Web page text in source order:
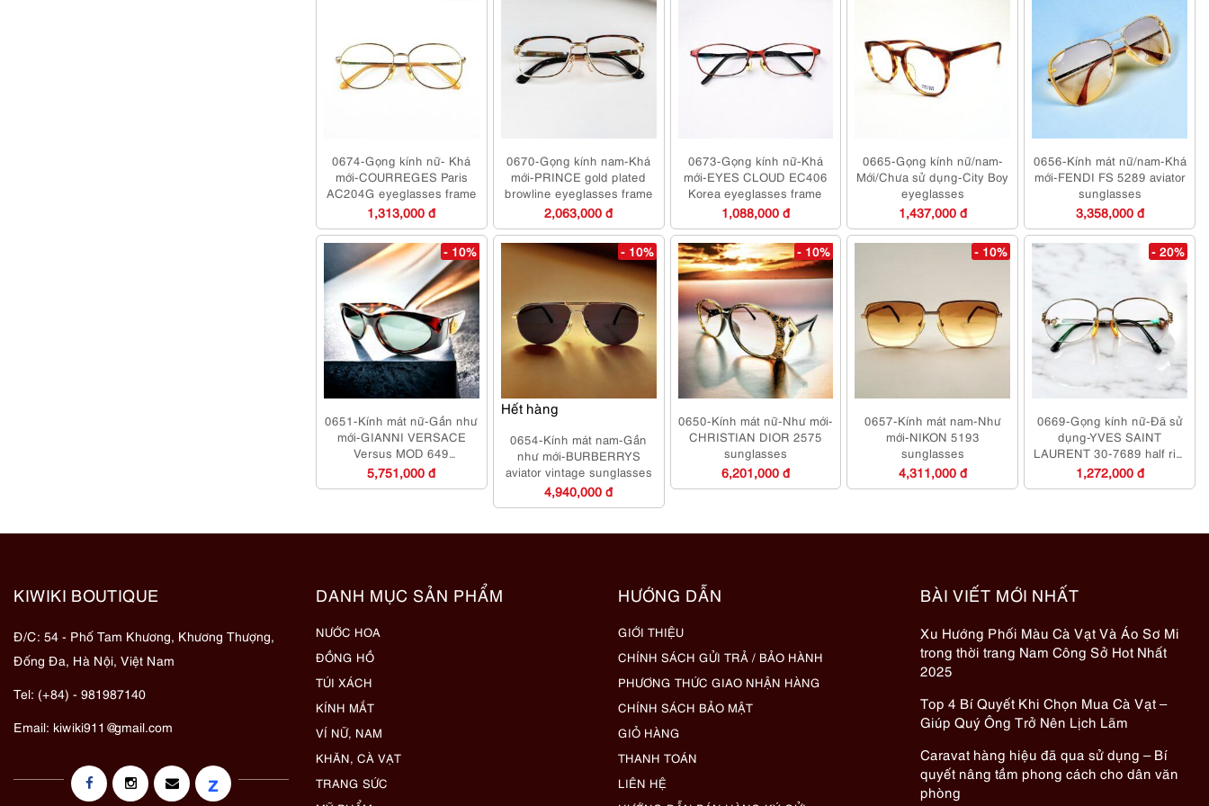
0674-Gọng kính nữ- Khá
mới-COURREGES Paris
AC204G eyeglasses frame
1,313,000 đ
0670-Gọng kính nam-Khá
mới-PRINCE gold plated
browline eyeglasses frame
2,063,000 đ
0673-Gọng kính nữ-Khá
mới-EYES CLOUD EC406
Korea eyeglasses frame
1,088,000 đ
0665-Gọng kính nữ/nam-
Mới/Chưa sử dụng-City Boy
eyeglasses
1,437,000 đ
0656-Kính mát nữ/nam-Khá
mới-FENDI FS 5289 aviator
sunglasses
3,358,000 đ
- 10%
0651-Kính mát nữ-Gần như
mới-GIANNI VERSACE
Versus MOD 649
sunglasses
5,751,000 đ
Hết hàng
- 10%
0654-Kính mát nam-Gần
như mới-BURBERRYS
aviator vintage sunglasses
4,940,000 đ
- 10%
0650-Kính mát nữ-Như mới-
CHRISTIAN DIOR 2575
sunglasses
6,201,000 đ
- 10%
0657-Kính mát nam-Như
mới-NIKON 5193
sunglasses
4,311,000 đ
- 20%
0669-Gọng kính nữ-Đã sử
dụng-YVES SAINT
LAURENT 30-7689 half rim
eyeglasses frame
1,272,000 đ
KIWIKI BOUTIQUE
Đ/C: 54 - Phố Tam Khương, Khương Thượng,
Đống Đa, Hà Nội, Việt Nam
Tel: (+84) - 981987140
Email: kiwiki911@gmail.com
z
DANH MỤC SẢN PHẨM
NƯỚC HOA
ĐỒNG HỒ
TÚI XÁCH
KÍNH MẮT
VÍ NỮ, NAM
KHĂN, CÀ VẠT
TRANG SỨC
HƯỚNG DẪN
GIỚI THIỆU
CHÍNH SÁCH GỬI TRẢ / BẢO HÀNH
PHƯƠNG THỨC GIAO NHẬN HÀNG
CHÍNH SÁCH BẢO MẬT
GIỎ HÀNG
THANH TOÁN
LIÊN HỆ
BÀI VIẾT MỚI NHẤT
Xu Hướng Phối Màu Cà Vạt Và Áo Sơ Mi
trong thời trang Nam Công Sở Hot Nhất
2025
Top 4 Bí Quyết Khi Chọn Mua Cà Vạt –
Giúp Quý Ông Trở Nên Lịch Lãm
Caravat hàng hiệu đã qua sử dụng – Bí
quyết nâng tầm phong cách cho dân văn
phòng